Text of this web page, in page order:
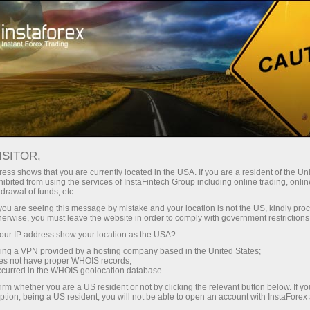
Con InstaForex obtiene acceso a
competitivas: apalancamiento de
hasta 1:5000, unos de los mejores
spreads y comisiones del
mercado, así como condiciones
atractivas para operar con
acciones e índices.
Spreads mínimos
Bono del 30%
en cada depósito
Velocidad
en el trading y en la pista
shows that you are currently located in the USA. If you are a resident of the
from using the services of InstaFintech Group including online trading,
of funds, etc.
are seeing this message by mistake and your location is not the US, kindly
you must leave the website in order to comply with government
IP address show your location as the USA?
a VPN provided by a hosting company based in the United States;
not have proper WHOIS records;
in the WHOIS geolocation database.
whether you are a US resident or not by clicking the relevant button below. If
being a US resident, you will not be able to open an account with InstaForex